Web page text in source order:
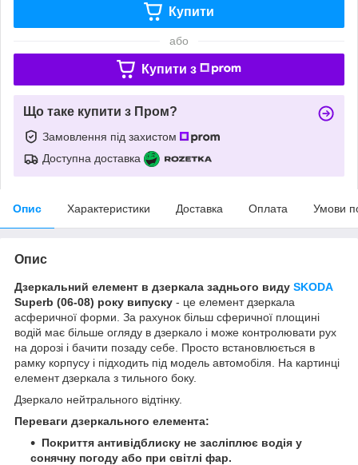
Купити
або
Купити з
Що таке купити з Пром?
Замовлення під захистом
Доступна доставка
Опис Характеристики Доставка Оплата Умови
Опис
Дзеркальний елемент в дзеркала заднього виду SKODA
Superb (06-08) року випуску - це елемент дзеркала
асферичної форми. За рахунок більш сферичної площині
водій має більше огляду в дзеркало і може контролювати рух
на дорозі і бачити позаду себе. Просто встановлюється в
рамку корпусу і підходить під модель автомобіля. На картинці
елемент дзеркала з тильного боку.
Дзеркало нейтрального відтінку.
Переваги дзеркального елемента:
Покриття антивідблиску не засліплює водія у
сонячну погоду або при світлі фар.